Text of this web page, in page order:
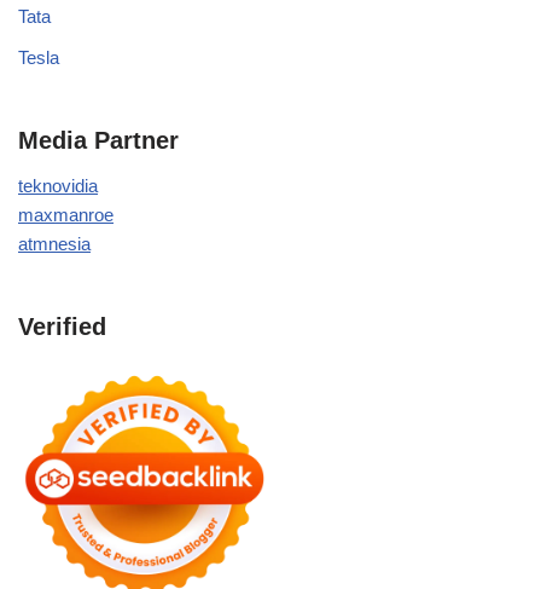
Tata
Tesla
Media Partner
teknovidia
maxmanroe
atmnesia
Verified